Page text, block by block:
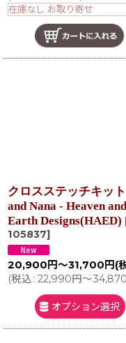
在庫なし お取り寄せ
クロスステッチキッ
and Nana - Heaven and
Earth Designs(HAED)
105837]
20,900 円～31,700 円 (
(税込: 22,990円～34,870
オプション選択